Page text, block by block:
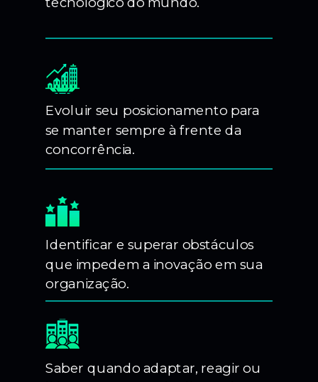
Evoluir seu posicionamento para
se manter sempre à frente da
concorrência.
Identificar e superar obstáculos
que impedem a inovação em sua
organização.
Saber quando adaptar, reagir ou